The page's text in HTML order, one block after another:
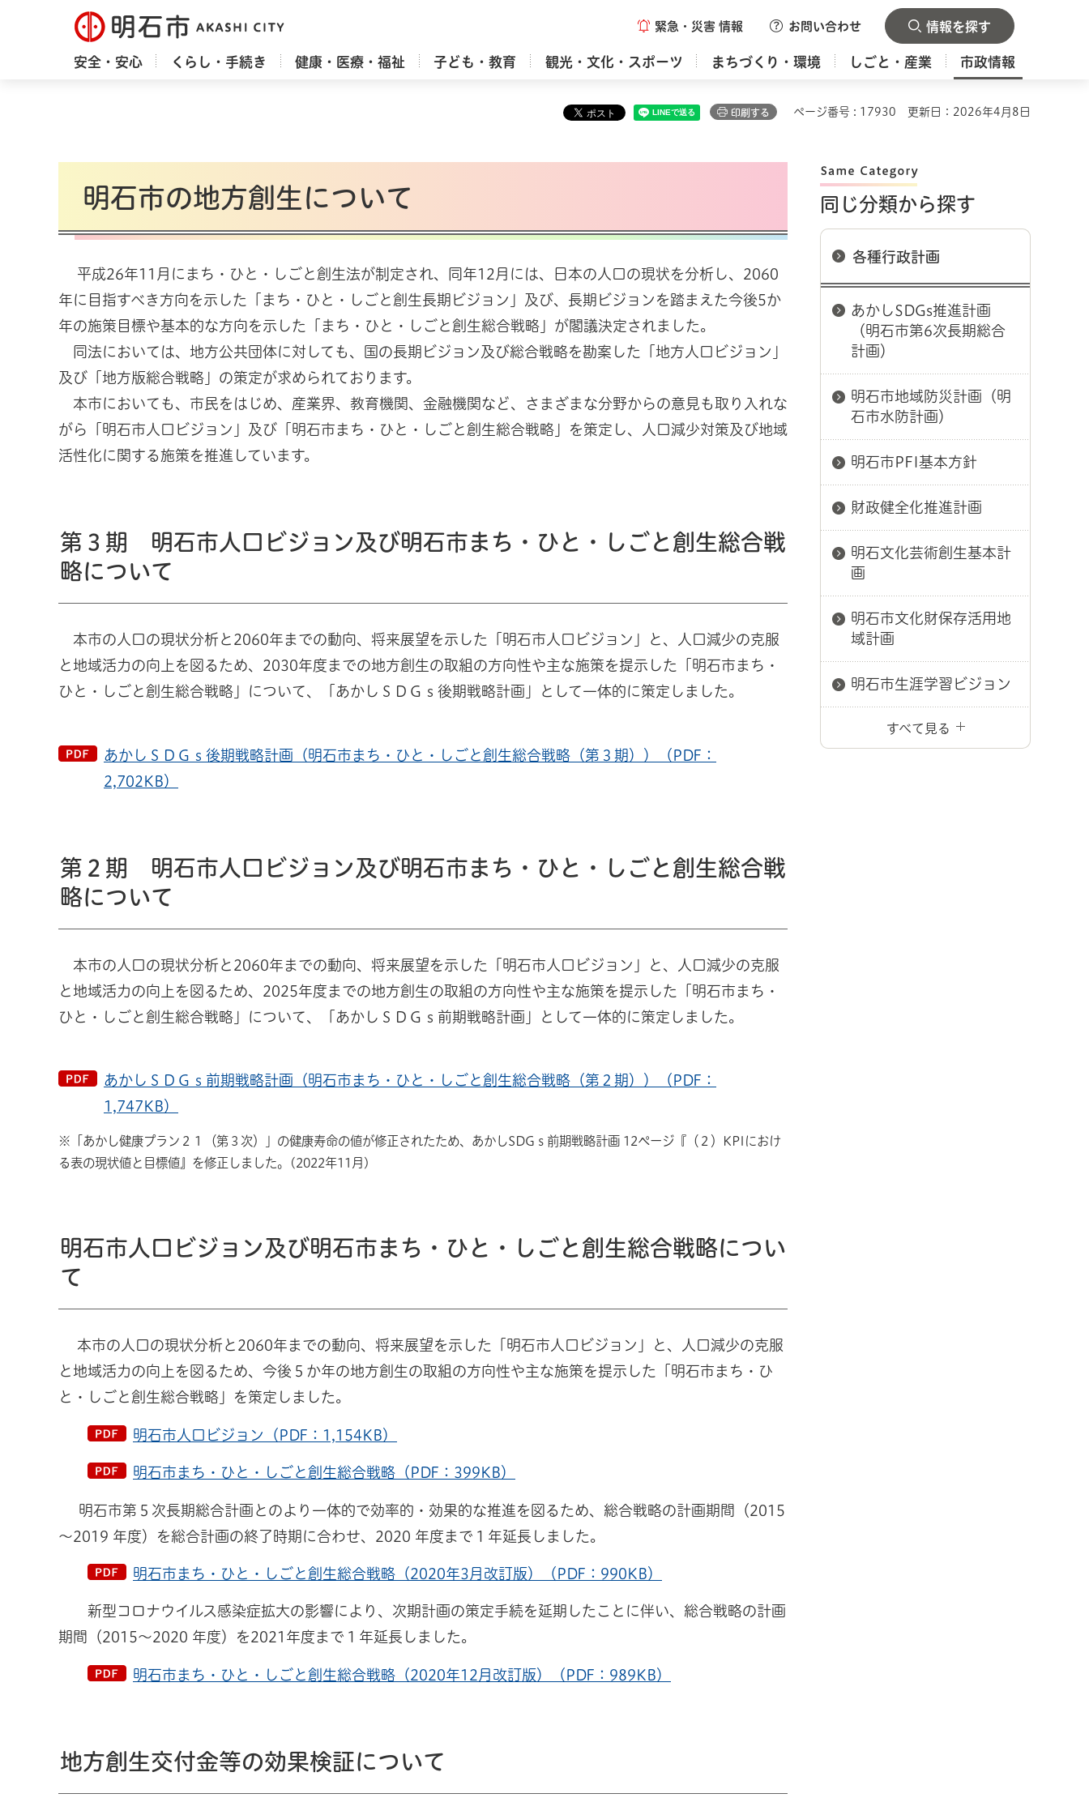
明石市 緊急・災害 情報 お問い合わせ 情報を探す
安全・安心 くらし・手続き 健康・医療・福祉 子ども・教育 観光・文化・スポーツ まちづくり・環境 しごと・産業 市政情報
印刷する ページ番号 : 17930 更新日：2026年4月8日
明石市の地方創生について
平成26年11月にまち・ひと・しごと創生法が制定され、同年12月には、日本の人口の現状を分析し、2060
年に目指すべき方向を示した「まち・ひと・しごと創生長期ビジョン」及び、長期ビジョンを踏まえた今後5か
年の施策目標や基本的な方向を示した「まち・ひと・しごと創生総合戦略」が閣議決定されました。
同法においては、地方公共団体に対しても、国の長期ビジョン及び総合戦略を勘案した「地方人口ビジョン」
及び「地方版総合戦略」の策定が求められております。
本市においても、市民をはじめ、産業界、教育機関、金融機関など、さまざまな分野からの意見も取り入れな
がら「明石市人口ビジョン」及び「明石市まち・ひと・しごと創生総合戦略」を策定し、人口減少対策及び地域
活性化に関する施策を推進しています。
第３期 明石市人口ビジョン及び明石市まち・ひと・しごと創生総合戦
略について
本市の人口の現状分析と2060年までの動向、将来展望を示した「明石市人口ビジョン」と、人口減少の克服
と地域活力の向上を図るため、2030年度までの地方創生の取組の方向性や主な施策を提示した「明石市まち・
ひと・しごと創生総合戦略」について、「あかしＳＤＧｓ後期戦略計画」として一体的に策定しました。
あかしＳＤＧｓ後期戦略計画（明石市まち・ひと・しごと創生総合戦略（第３期））（PDF：
2,702KB）
第２期 明石市人口ビジョン及び明石市まち・ひと・しごと創生総合戦
略について
本市の人口の現状分析と2060年までの動向、将来展望を示した「明石市人口ビジョン」と、人口減少の克服
と地域活力の向上を図るため、2025年度までの地方創生の取組の方向性や主な施策を提示した「明石市まち・
ひと・しごと創生総合戦略」について、「あかしＳＤＧｓ前期戦略計画」として一体的に策定しました。
あかしＳＤＧｓ前期戦略計画（明石市まち・ひと・しごと創生総合戦略（第２期））（PDF：
1,747KB）
※「あかし健康プラン２１（第３次）」の健康寿命の値が修正されたため、あかしSDGｓ前期戦略計画 12ページ『（２）KPIにおけ
る表の現状値と目標値』を修正しました。(2022年11月)
明石市人口ビジョン及び明石市まち・ひと・しごと創生総合戦略につい
て
本市の人口の現状分析と2060年までの動向、将来展望を示した「明石市人口ビジョン」と、人口減少の克服
と地域活力の向上を図るため、今後５か年の地方創生の取組の方向性や主な施策を提示した「明石市まち・ひ
と・しごと創生総合戦略」を策定しました。
明石市人口ビジョン（PDF：1,154KB）
明石市まち・ひと・しごと創生総合戦略（PDF：399KB）
明石市第５次長期総合計画とのより一体的で効率的・効果的な推進を図るため、総合戦略の計画期間（2015
～2019 年度）を総合計画の終了時期に合わせ、2020 年度まで１年延長しました。
明石市まち・ひと・しごと創生総合戦略（2020年3月改訂版）（PDF：990KB）
新型コロナウイルス感染症拡大の影響により、次期計画の策定手続を延期したことに伴い、総合戦略の計画
期間（2015～2020 年度）を2021年度まで１年延長しました。
明石市まち・ひと・しごと創生総合戦略（2020年12月改訂版）（PDF：989KB）
地方創生交付金等の効果検証について
同じ分類から探す
各種行政計画
あかしSDGs推進計画
（明石市第6次長期総合
計画）
明石市地域防災計画（明
石市水防計画）
明石市PFI基本方針
財政健全化推進計画
明石文化芸術創生基本計
画
明石市文化財保存活用地
域計画
明石市生涯学習ビジョン
すべて見る